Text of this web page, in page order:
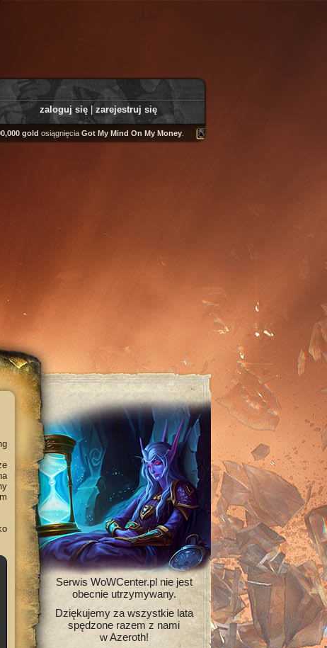
zaloguj się zarejestruj się
osiągnięciaGot My Mind On My Money. Tooly
Serwis WoWCenter.pl nie jest
obecnie utrzymywany.
Dziękujemy za wszystkie lata
spędzone razem z nami
w Azeroth!